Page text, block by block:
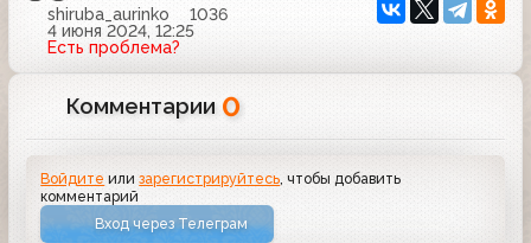
shiruba_aurinko
1036
4 июня 2024, 12:25
Есть проблема?
Комментарии 0
Войдите илизарегистрируйтесь , чтобы добавить
комментарий
Вход через Телеграм